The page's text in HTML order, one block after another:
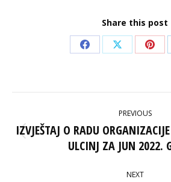
Share this post
Share
Facebook
Share
X
NAVIGATION
PREVIOUS
Previous
post:
IZVJEŠTAJ O RADU
ULCINJ ZA JUN 2022.
NEXT